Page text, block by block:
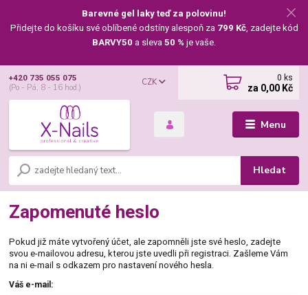
Barevné gel laky teď za polovinu!
Přidejte do košíku své oblíbené odstíny alespoň za 799 Kč, zadejte kód
BARVY50 a sleva 50 % je vaše.
Menu
CZK
Hledat
+420 735 055 075
(Po - Pá, 8 - 16 hod.)
0 ks
za 0,00 Kč
Zapomenuté heslo
Pokud již máte vytvořený účet, ale zapomněli jste své heslo, zadejte
svou e-mailovou adresu, kterou jste uvedli při registraci. Zašleme Vám
na ni e-mail s odkazem pro nastavení nového hesla.
Váš e-mail: